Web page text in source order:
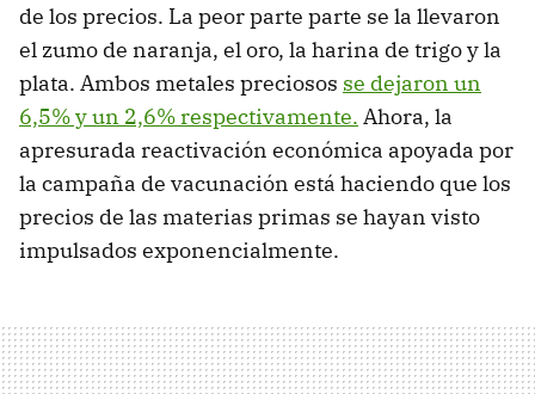
de los precios. La peor parte parte se la llevaron
el zumo de naranja, el oro, la harina de trigo y la
plata. Ambos metales preciosos se dejaron un
6,5% y un 2,6% respectivamente. Ahora, la
apresurada reactivación económica apoyada por
la campaña de vacunación está haciendo que los
precios de las materias primas se hayan visto
impulsados exponencialmente.